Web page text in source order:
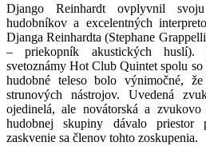
Django Reinhardt ovplyvnil
hudobníkov a excelentných
Djanga Reinhardta (Stephane
– priekopník akustických huslí).
svetoznámy Hot Club Quintet spolu
hudobné teleso bolo výnimočné,
strunových nástrojov. Uvedená
ojedinelá, ale novátorská a zvukovo
hudobnej skupiny dávalo priestor
zaskvenie sa členov tohto zoskupenia.